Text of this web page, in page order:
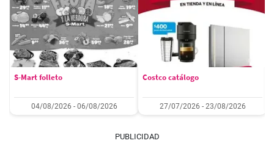
S-Mart folleto
04/08/2026 - 06/08/2026
Costco catálogo
27/07/2026 - 23/08/2026
PUBLICIDAD